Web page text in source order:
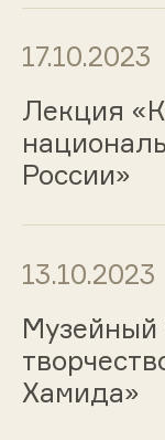
17.10.2023
Лекция
России»
13.10.2023
Музейный
Хамида»